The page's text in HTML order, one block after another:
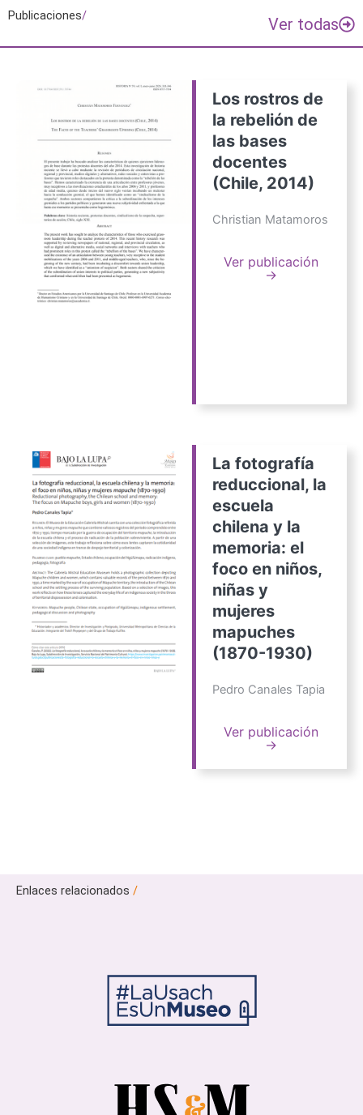
Publicaciones/ Ver todas
Los rostros de
la rebelión de
las bases
docentes
(Chile, 2014)
Christian Matamoros
Ver publicación
→
La fotografía
reduccional, la
escuela
chilena y la
memoria: el
foco en niños,
niñas y
mujeres
mapuches
(1870-1930)
Pedro Canales Tapia
Ver publicación
→
Enlaces relacionados /